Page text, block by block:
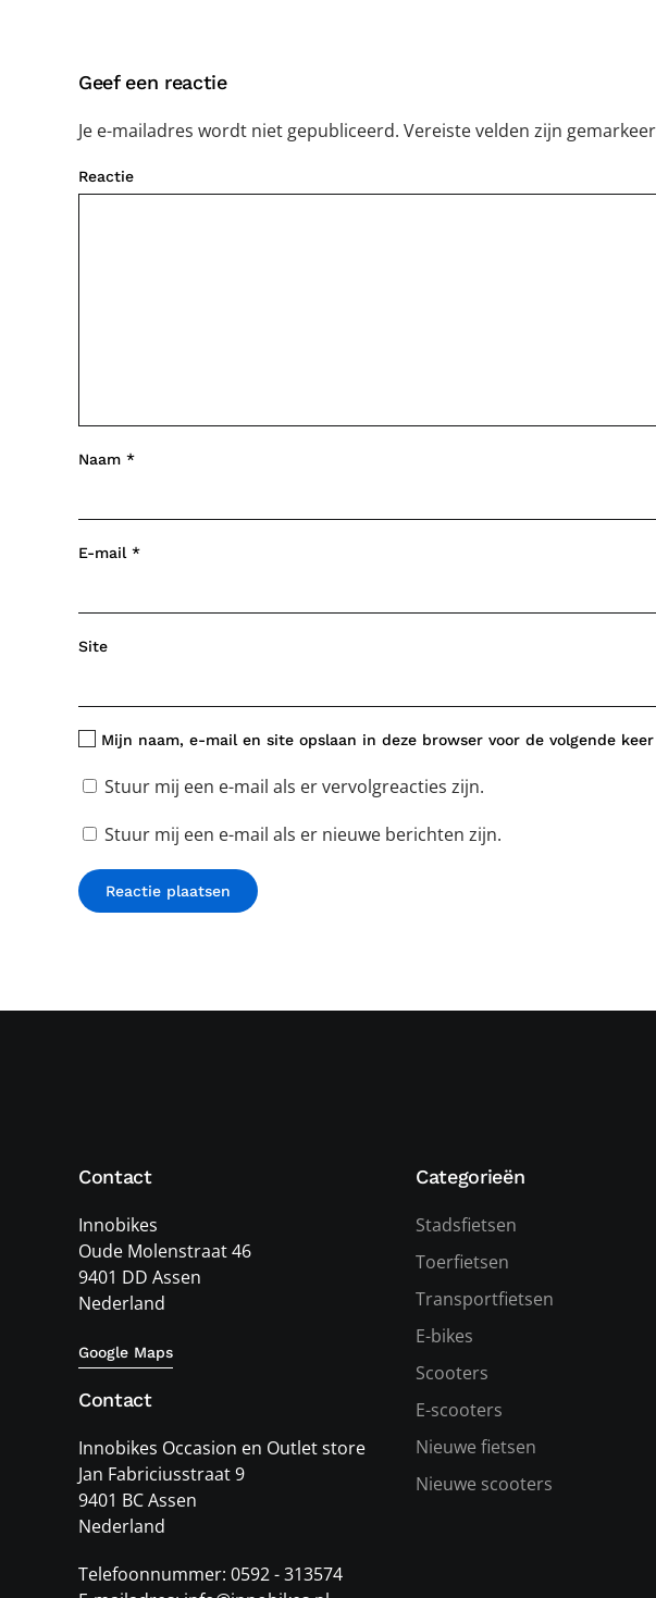
Geef een reactie
Je e-mailadres wordt niet gepubliceerd. Vereiste velden zijn
Reactie
Naam *
E-mail *
Site
Mijn naam, e-mail en site opslaan in deze browser voor de volgende
Stuur mij een e-mail als er vervolgreacties zijn.
Stuur mij een e-mail als er nieuwe berichten zijn.
Reactie plaatsen
Contact
Innobikes
Oude Molenstraat 46
9401 DD Assen
Nederland
Google Maps
Contact
Innobikes Occasion en Outlet store
Jan Fabriciusstraat 9
9401 BC Assen
Nederland
Telefoonnummer: 0592 - 313574
Categorieën
Stadsfietsen
Toerfietsen
Transportfietsen
E-bikes
Scooters
E-scooters
Nieuwe fietsen
Nieuwe scooters